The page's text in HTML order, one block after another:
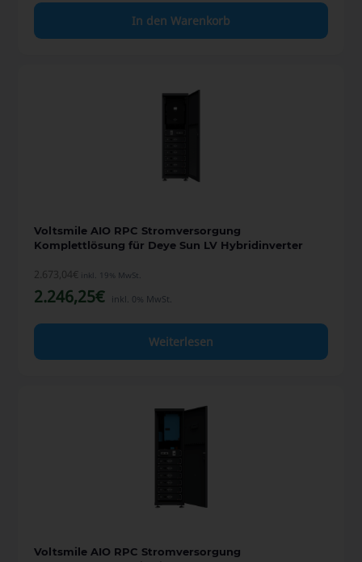
In den Warenkorb
Voltsmile AIO RPC Stromversorgung
Komplettlösung für Deye Sun LV Hybridinverter
2.673,04€ inkl. 19% MwSt.
2.246,25€ inkl. 0% MwSt.
Weiterlesen
Voltsmile AIO RPC Stromversorgung